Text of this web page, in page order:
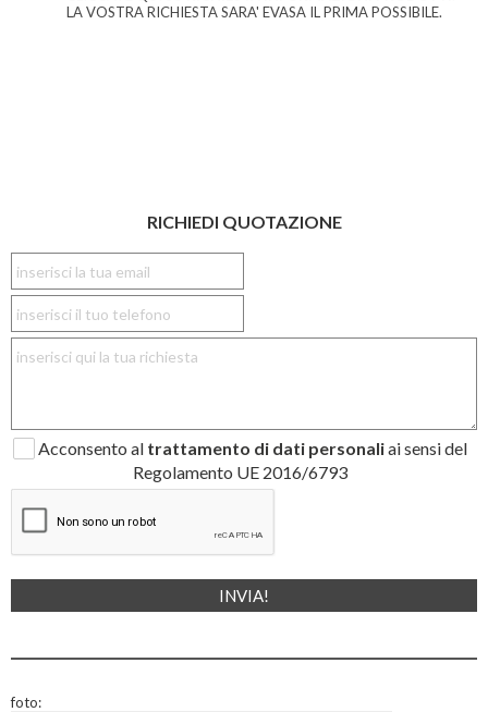
LA VOSTRA RICHIESTA SARA' EVASA IL PRIMA POSSIBILE.
RICHIEDI QUOTAZIONE
Acconsento al trattamento di dati personaliai sensi del
Regolamento UE 2016/6793
foto: